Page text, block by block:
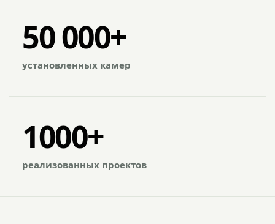
50 000+
установленных камер
1000+
реализованных проектов